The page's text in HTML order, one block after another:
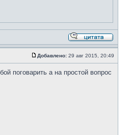
Добавлено: 29 авг 2015, 20:49
поговарить а на простой вопрос